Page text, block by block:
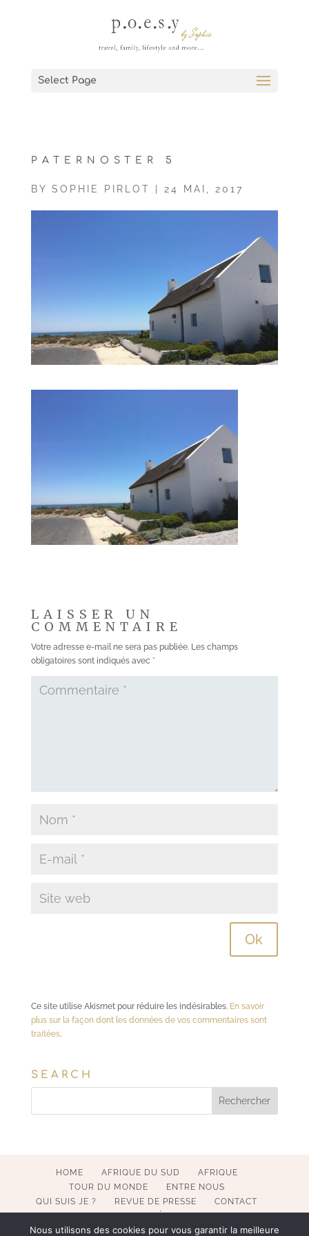
Select Page
PATERNOSTER 5
BY SOPHIE PIRLOT 24 MAI, 2017
LAISSER UN
COMMENTAIRE
Votre adresse e-mail ne sera pas publiée. Les champs
obligatoires sont indiqués avec *
Ce site utilise Akismet pour réduire les indésirables. En savoir
plus sur la façon dont les données de vos commentaires sont
traitées.
SEARCH
HOME AFRIQUE DU SUD
AFRIQUE
TOUR DU MONDE
ENTRE NOUS
QUI SUIS JE ?
REVUE DE PRESSE
CONTACT
Nous utilisons des cookies pour vous garantir la meilleure